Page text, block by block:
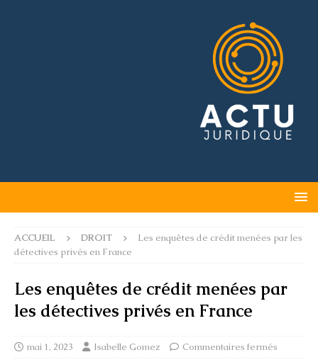
ACCUEIL DROIT
Les enquêtes de crédit menées par les
détectives privés en France
Les enquêtes de crédit menées par
les détectives privés en France
mai 1, 2023 Isabelle Gomez Commentaires fermés